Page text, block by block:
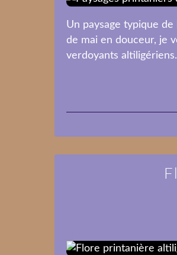
Un paysage typique
de mai en douceur, je
verdoyants